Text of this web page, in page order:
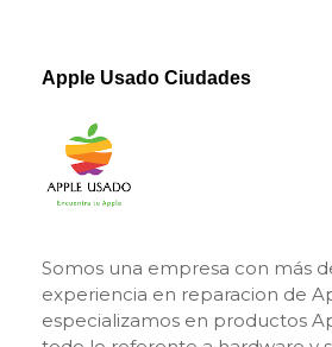
Apple Usado Ciudades
Somos una empresa con más
experiencia en reparacion de
especializamos en productos